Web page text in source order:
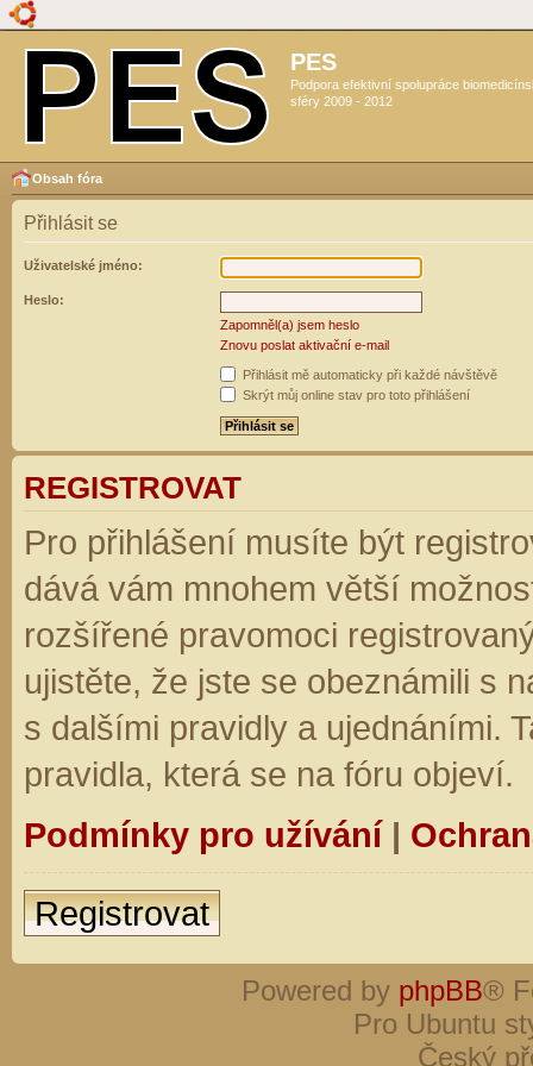
PES
Podpora efektivní spolupráce
sféry 2009 - 2012
Obsah fóra
Přihlásit se
Uživatelské jméno:
Heslo:
Zapomněl(a) jsem heslo
Znovu poslat aktivační e-mail
Přihlásit mě automaticky při každé návštěvě
Skrýt můj online stav pro toto přihlášení
REGISTROVAT
Pro přihlášení musíte být
dává vám mnohem větší
rozšířené pravomoci
ujistěte, že jste se obeznámili s
s dalšími pravidly a ujednáními.
pravidla, která se na fóru objeví.
Podmínky pro užívání|
Registrovat
Powered by phpBB®
Pro Ubuntu
Český